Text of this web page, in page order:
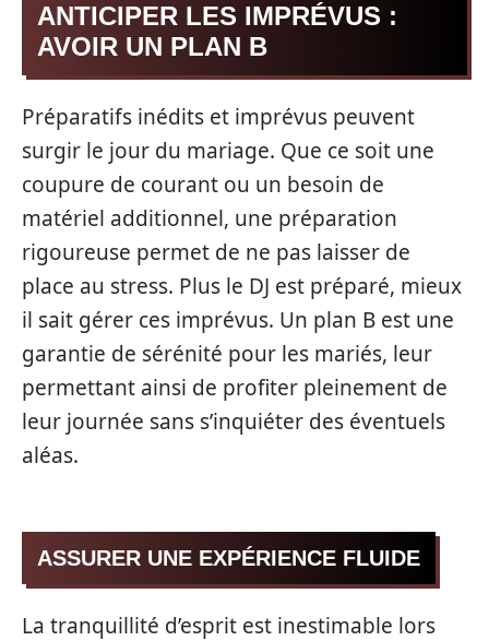
ANTICIPER LES IMPRÉVUS :
AVOIR UN PLAN B
Préparatifs inédits et imprévus peuvent
surgir le jour du mariage. Que ce soit une
coupure de courant ou un besoin de
matériel additionnel, une préparation
rigoureuse permet de ne pas laisser de
place au stress. Plus le DJ est préparé, mieux
il sait gérer ces imprévus. Un plan B est une
garantie de sérénité pour les mariés, leur
permettant ainsi de profiter pleinement de
leur journée sans s’inquiéter des éventuels
aléas.
ASSURER UNE EXPÉRIENCE FLUIDE
La tranquillité d’esprit est inestimable lors